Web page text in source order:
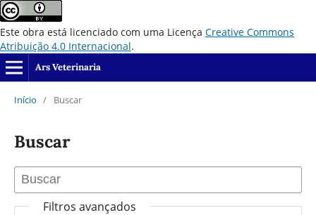
Este obra está licenciado com uma Licença Creative Commons
Atribuição 4.0 Internacional.
Ars Veterinaria
Início / Buscar
Buscar
Filtros avançados